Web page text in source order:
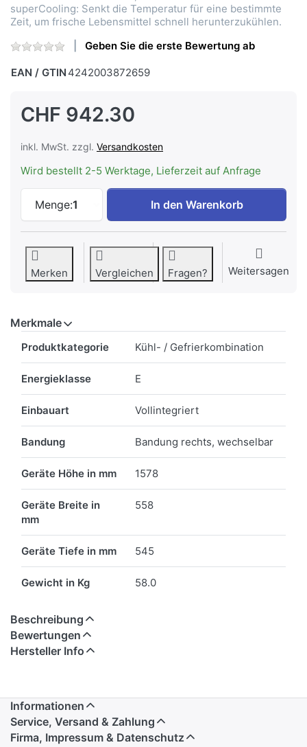
superCooling: Senkt die Temperatur für eine bestimmte
Zeit, um frische Lebensmittel schnell herunterzukühlen.
Geben Sie die erste Bewertung ab
EAN / GTIN 4242003872659
CHF 942.30
inkl. MwSt. zzgl. Versandkosten
Wird bestellt 2-5 Werktage, Lieferzeit auf Anfrage
Menge:1
Siemens KI77SADE0H iQ500 Einbau-
In den Warenkorb
Merken Vergleichen Fragen? Weitersagen
Merkmale
Produktkategorie Kühl- / Gefrierkombination
Energieklasse E
Einbauart Vollintegriert
Bandung Bandung rechts, wechselbar
Geräte Höhe in mm 1578
Geräte Breite in
mm
558
Geräte Tiefe in mm 545
Gewicht in Kg 58.0
Beschreibung
Bewertungen
Hersteller Info
Informationen
Service, Versand & Zahlung
Firma, Impressum & Datenschutz